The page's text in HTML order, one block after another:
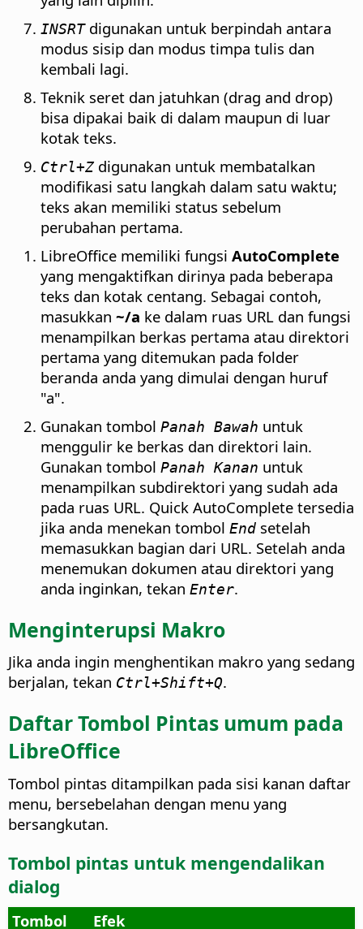
INSRTdigunakan untuk berpindah antara
modus sisip dan modus timpa tulis dan
kembali lagi.
Teknik seret dan jatuhkan (drag and drop)
bisa dipakai baik di dalam maupun di luar
kotak teks.
Ctrl+Zdigunakan untuk membatalkan
modifikasi satu langkah dalam satu waktu;
teks akan memiliki status sebelum
perubahan pertama.
LibreOffice memiliki fungsi AutoComplete
yang mengaktifkan dirinya pada beberapa
teks dan kotak centang. Sebagai contoh,
masukkan ~/a ke dalam ruas URL dan fungsi
menampilkan berkas pertama atau direktori
pertama yang ditemukan pada folder
beranda anda yang dimulai dengan huruf
"a".
Gunakan tombol Panah Bawah untuk
menggulir ke berkas dan direktori lain.
Gunakan tombol Panah Kanan untuk
menampilkan subdirektori yang sudah ada
pada ruas URL. Quick AutoComplete tersedia
jika anda menekan tombol End setelah
memasukkan bagian dari URL. Setelah anda
menemukan dokumen atau direktori yang
anda inginkan, tekan Enter.
Menginterupsi Makro
Jika anda ingin menghentikan makro yang sedang
berjalan, tekan Ctrl+Shift+Q.
Daftar Tombol Pintas umum pada
LibreOffice
Tombol pintas ditampilkan pada sisi kanan daftar
menu, bersebelahan dengan menu yang
bersangkutan.
Tombol pintas untuk mengendalikan
dialog
Tombol
Efek